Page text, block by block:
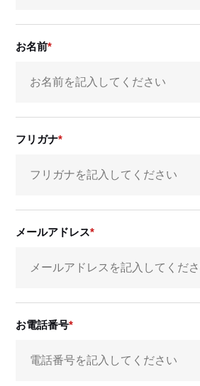
お名前
フリガナ
メールアドレス
お電話番号